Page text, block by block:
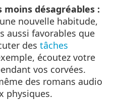
moins désagréables :
nouvelle habitude,
aussi favorables que
des tâches
écoutez votre
vos corvées.
des romans audio
physiques.